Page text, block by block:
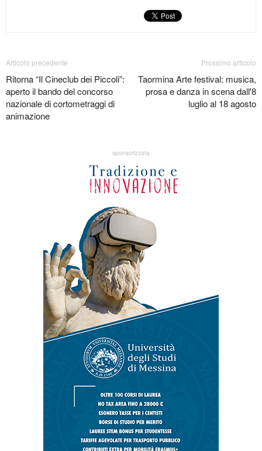
Articolo precedente
Ritorna “Il Cineclub dei Piccoli”:
aperto il bando del concorso
nazionale di cortometraggi di
animazione
Prossimo articolo
Taormina Arte festival: musica,
prosa e danza in scena dall'8
luglio al 18 agosto
sponsorizzata